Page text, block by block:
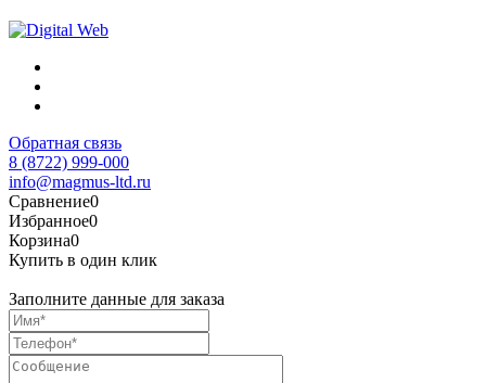
Обратная связь
8 (8722) 999-000
info@magmus-ltd.ru
Сравнение0
Избранное0
Корзина0
Купить в один клик
Заполните данные для заказа